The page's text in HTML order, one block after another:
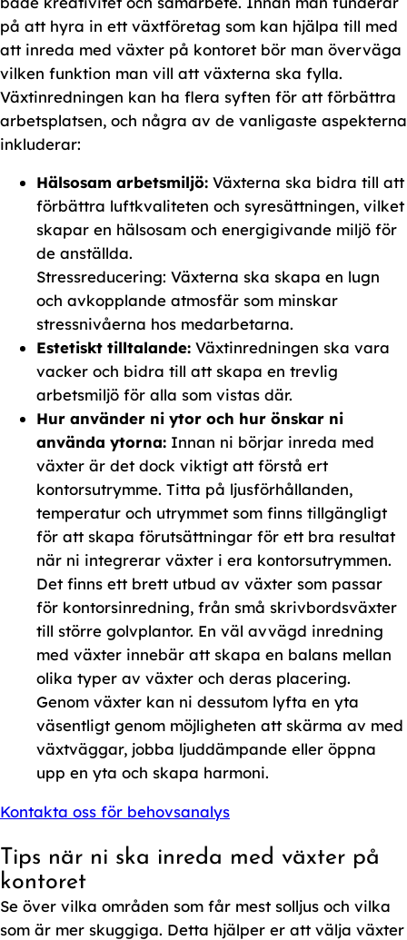
på att hyra in ett växtföretag som kan hjälpa till med
att inreda med växter på kontoret bör man överväga
vilken funktion man vill att växterna ska fylla.
Växtinredningen kan ha flera syften för att förbättra
arbetsplatsen, och några av de vanligaste aspekterna
inkluderar:
Hälsosam arbetsmiljö: Växterna ska bidra till att
förbättra luftkvaliteten och syresättningen, vilket
skapar en hälsosam och energigivande miljö för
de anställda.
Stressreducering: Växterna ska skapa en lugn
och avkopplande atmosfär som minskar
stressnivåerna hos medarbetarna.
Estetiskt tilltalande: Växtinredningen ska vara
vacker och bidra till att skapa en trevlig
arbetsmiljö för alla som vistas där.
Hur använder ni ytor och hur önskar ni
använda ytorna: Innan ni börjar inreda med
växter är det dock viktigt att förstå ert
kontorsutrymme. Titta på ljusförhållanden,
temperatur och utrymmet som finns tillgängligt
för att skapa förutsättningar för ett bra resultat
när ni integrerar växter i era kontorsutrymmen.
Det finns ett brett utbud av växter som passar
för kontorsinredning, från små skrivbordsväxter
till större golvplantor. En väl avvägd inredning
med växter innebär att skapa en balans mellan
olika typer av växter och deras placering.
Genom växter kan ni dessutom lyfta en yta
väsentligt genom möjligheten att skärma av med
växtväggar, jobba ljuddämpande eller öppna
upp en yta och skapa harmoni.
Kontakta oss för behovsanalys
Tips när ni ska inreda med växter på
kontoret
Se över vilka områden som får mest solljus och vilka
som är mer skuggiga. Detta hjälper er att välja växter